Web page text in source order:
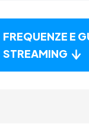
FREQUENZE E
STREAMING